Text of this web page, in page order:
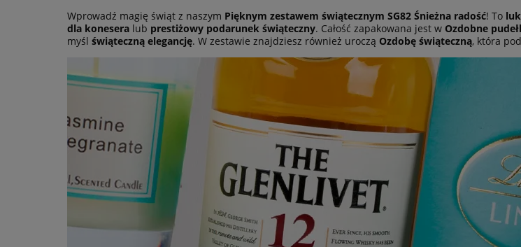
Wprowadź magię świąt z naszym Pięknym zestawem świątecznym SG82 Śnieżna radość! To
dla konesera lub prestiżowy podarunek świąteczny. Całość zapakowana jest w Ozdobne
myśl świąteczną elegancję. W zestawie znajdziesz również uroczą Ozdobę świąteczną, która